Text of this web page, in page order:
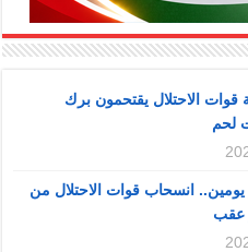
قوات الاحتلال يقتحمون برك
لحم
انسحاب قوات الاحتلال من
عقب